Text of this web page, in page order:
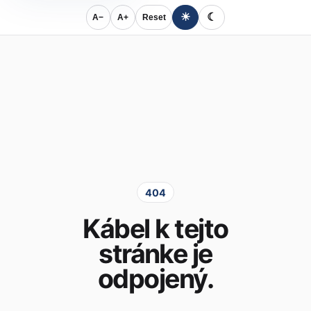
A− A+ Reset ☀ ☾
404
Kábel k tejto
stránke je
odpojený.